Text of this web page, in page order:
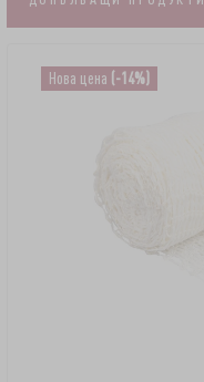
Нова цена (-14%)